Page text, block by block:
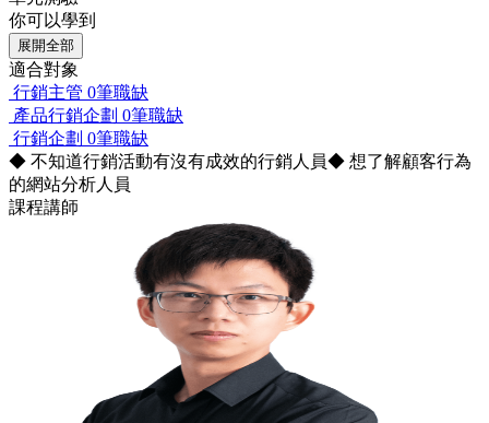
你可以學到
展開全部
適合對象
行銷主管 0筆職缺
產品行銷企劃 0筆職缺
行銷企劃 0筆職缺
◆ 不知道行銷活動有沒有成效的行銷人員◆ 想了解顧客行為
的網站分析人員
課程講師